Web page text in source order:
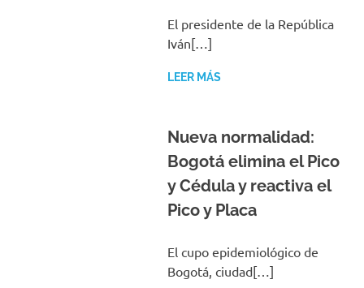
El presidente de la República
Iván[…]
LEER MÁS
Nueva normalidad:
Bogotá elimina el Pico
y Cédula y reactiva el
Pico y Placa
El cupo epidemiológico de
Bogotá, ciudad[…]